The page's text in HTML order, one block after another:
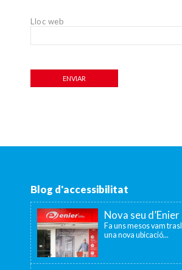
Lloc web
Blog d'accessibilitat
Nova seu
Fa uns mesos vam
una nova ubicació...